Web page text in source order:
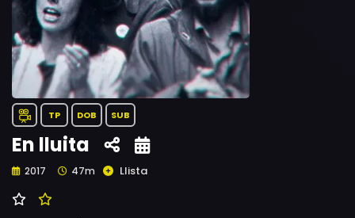
TP DOB SUB
En lluita
2017 47m Llista